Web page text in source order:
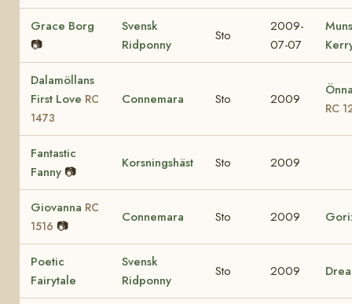
Grace Borg
📷
Svensk
Ridponny
Sto
2009-
07-07
Dalamöllans
First Love RC
1473
Connemara Sto 2009
RC
Fantastic
Fanny 📷
Korsningshäst Sto 2009
Giovanna RC
1516 📷
Connemara Sto 2009
Poetic
Fairytale
Svensk
Ridponny
Sto 2009